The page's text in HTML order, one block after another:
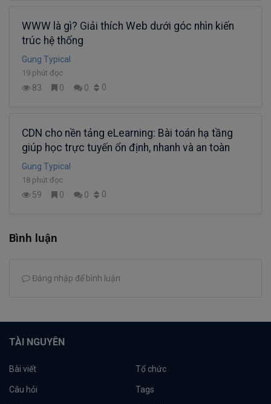
WWW là gì? Giải thích Web dưới góc nhìn kiến
trúc hệ thống
Gung Typical
19 phút đọc
83 0 0 0
CDN cho nền tảng eLearning: Bài toán hạ tầng
giúp học trực tuyến ổn định, nhanh và an toàn
Gung Typical
18 phút đọc
59 0 0 0
Bình luận
Đăng nhập để bình luận
TÀI NGUYÊN
Bài viết Tổ chức
Câu hỏi Tags